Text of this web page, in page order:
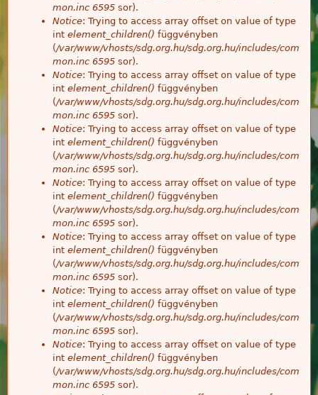
mon.inc 6595 sor).
Notice: Trying to access array offset on value of type
int element_children() függvényben
(/var/www/vhosts/sdg.org.hu/sdg.org.hu/includes/com
mon.inc 6595 sor).
Notice: Trying to access array offset on value of type
int element_children() függvényben
(/var/www/vhosts/sdg.org.hu/sdg.org.hu/includes/com
mon.inc 6595 sor).
Notice: Trying to access array offset on value of type
int element_children() függvényben
(/var/www/vhosts/sdg.org.hu/sdg.org.hu/includes/com
mon.inc 6595 sor).
Notice: Trying to access array offset on value of type
int element_children() függvényben
(/var/www/vhosts/sdg.org.hu/sdg.org.hu/includes/com
mon.inc 6595 sor).
Notice: Trying to access array offset on value of type
int element_children() függvényben
(/var/www/vhosts/sdg.org.hu/sdg.org.hu/includes/com
mon.inc 6595 sor).
Notice: Trying to access array offset on value of type
int element_children() függvényben
(/var/www/vhosts/sdg.org.hu/sdg.org.hu/includes/com
mon.inc 6595 sor).
Notice: Trying to access array offset on value of type
int element_children() függvényben
(/var/www/vhosts/sdg.org.hu/sdg.org.hu/includes/com
mon.inc 6595 sor).